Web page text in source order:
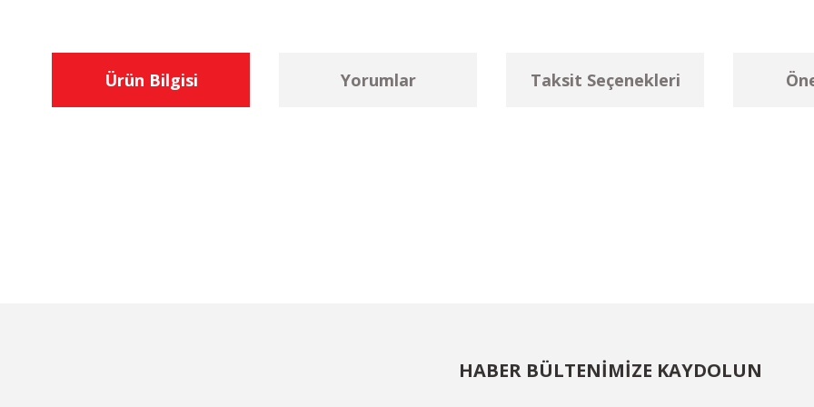
Ürün Bilgisi Yorumlar Taksit Seçenekleri
HABER BÜLTENİMİZE KAYDOLUN